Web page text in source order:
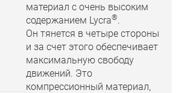
материал с очень высоким
содержанием Lycra®.
Он тянется в четыре стороны
и за счет этого обеспечивает
максимальную свободу
движений. Это
компрессионный материал,